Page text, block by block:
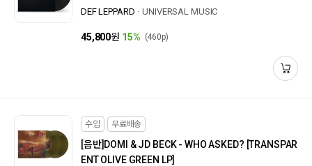
DEF LEPPARD UNIVERSAL MUSIC
45,800원 15% (460p)
수입 무료배송
[음반] DOMI & JD BECK - WHO ASKED? [TRANSPAR
ENT OLIVE GREEN LP]